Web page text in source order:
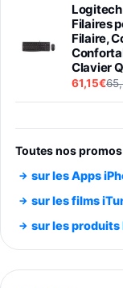
Logitech
Filaires
Filaire,
Clavier
61,15€
trs/min)
891,99€
Toutes nos
sur les Apps
sur les films
sur les